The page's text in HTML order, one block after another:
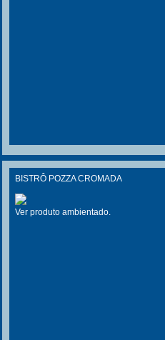
BISTRÔ POZZA CROMADA
Ver produto ambientado.